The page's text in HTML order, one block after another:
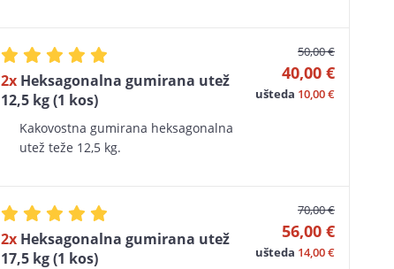
2x Heksagonalna gumirana utež
12,5 kg (1 kos)
Kakovostna gumirana heksagonalna
utež teže 12,5 kg.
50,00 €
40,00 €
ušteda 10,00 €
2x Heksagonalna gumirana utež
17,5 kg (1 kos)
70,00 €
56,00 €
ušteda 14,00 €